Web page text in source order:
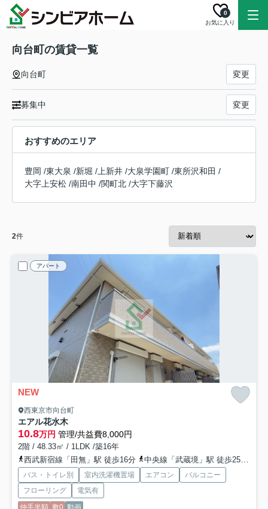
お気に入り
0
向台町の賃貸一覧
向台町 変更
募集中 変更
おすすめのエリア
豊岡 /東大泉 /新堀 / 上新井 /大泉学園町 /東所沢和田 /
大字上安松 /南田中 /関町北 /大字下藤沢
2件
アパート
NEW
西東京市向台町
エアル花水木
10.8万円 管理/共益費8,000円
2階 / 48.33㎡ / 1LDK /築16年
西武新宿線「田無」駅 徒歩16分
中央線「武蔵境」駅 徒歩25分
バス・トイレ別 室内洗濯機置場 エアコン
バルコニー
フローリング
電気有
仲手半額 敷0 動画